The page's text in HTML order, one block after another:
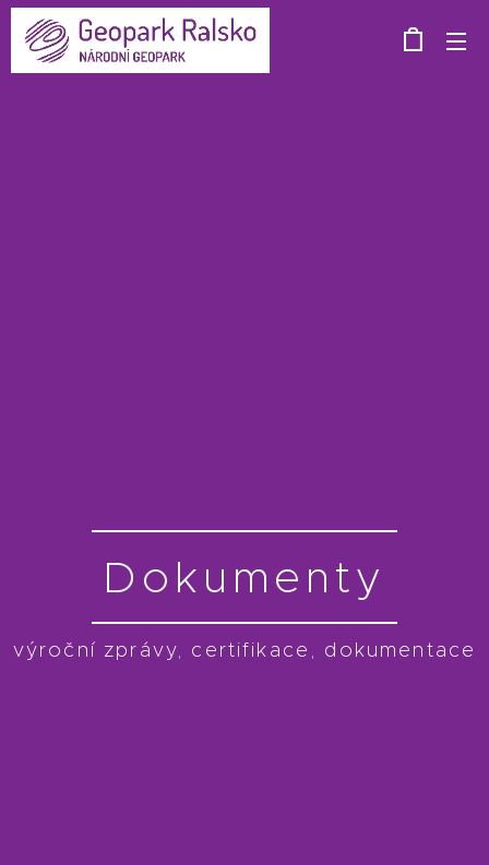
Dokumenty
výroční zprávy, certifikace, dokumentace